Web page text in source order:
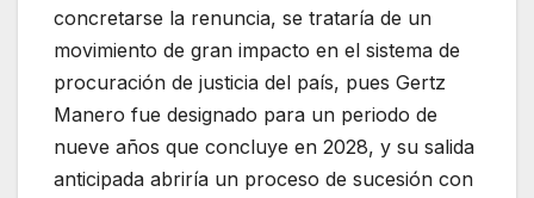
concretarse la renuncia, se trataría de un
movimiento de gran impacto en el sistema de
procuración de justicia del país, pues Gertz
Manero fue designado para un periodo de
nueve años que concluye en 2028, y su salida
anticipada abriría un proceso de sucesión con